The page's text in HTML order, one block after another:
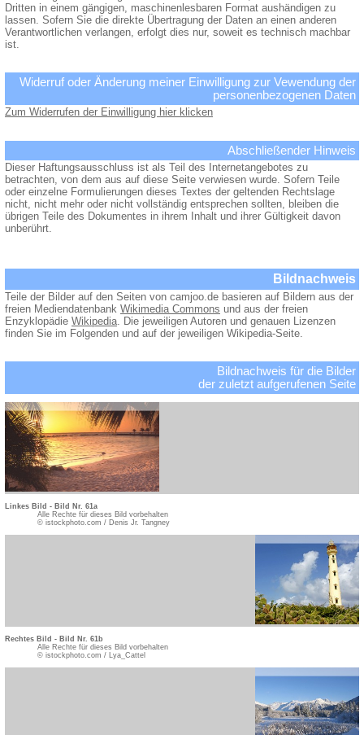
Dritten in einem gängigen, maschinenlesbaren Format aushändigen zu
lassen. Sofern Sie die direkte Übertragung der Daten an einen anderen
Verantwortlichen verlangen, erfolgt dies nur, soweit es technisch machbar
ist.
Widerruf oder Änderung meiner Einwilligung zur Vewendung der
personenbezogenen Daten
Zum Widerrufen der Einwilligung hier klicken
Abschließender Hinweis
Dieser Haftungsausschluss ist als Teil des Internetangebotes zu
betrachten, von dem aus auf diese Seite verwiesen wurde. Sofern Teile
oder einzelne Formulierungen dieses Textes der geltenden Rechtslage
nicht, nicht mehr oder nicht vollständig entsprechen sollten, bleiben die
übrigen Teile des Dokumentes in ihrem Inhalt und ihrer Gültigkeit davon
unberührt.
Bildnachweis
Teile der Bilder auf den Seiten von camjoo.de basieren auf Bildern aus der
freien Mediendatenbank Wikimedia Commons und aus der freien
Enzyklopädie Wikipedia . Die jeweiligen Autoren und genauen Lizenzen
finden Sie im Folgenden und auf der jeweiligen Wikipedia-Seite.
Bildnachweis für die Bilder
der zuletzt aufgerufenen Seite
Linkes Bild - Bild Nr. 61a
Alle Rechte für dieses Bild vorbehalten
© istockphoto.com / Denis Jr. Tangney
Rechtes Bild - Bild Nr. 61b
Alle Rechte für dieses Bild vorbehalten
© istockphoto.com / Lya_Cattel